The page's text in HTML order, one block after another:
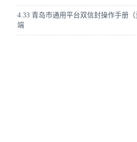
4.33 青岛市通用平台双信封操作手册
端